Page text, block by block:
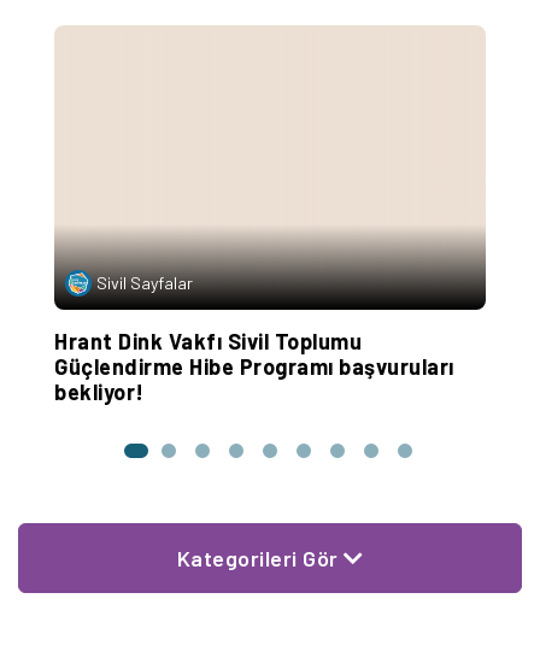
Sivil Sayfalar
Hrant Dink Vakfı Sivil Toplumu
Güçlendirme Hibe Programı başvuruları
bekliyor!
Kategorileri Gör